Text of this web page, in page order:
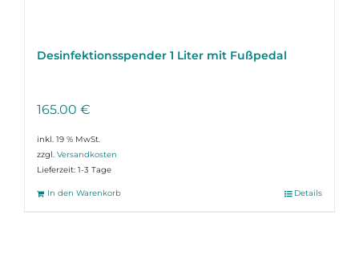
Desinfektions­spender 1 Liter mit Fußpedal
165.00 €
inkl. 19 % MwSt.
zzgl. Versandkosten
Lieferzeit: 1-3 Tage
In den Warenkorb Details